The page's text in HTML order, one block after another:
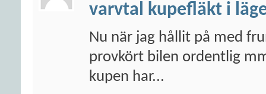
varvtal kupefläkt i
Nu när jag hållit på med
provkört bilen ordentlig
kupen har...